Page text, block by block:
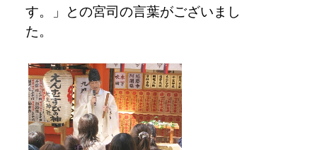
す。」との宮司の言葉がございまし